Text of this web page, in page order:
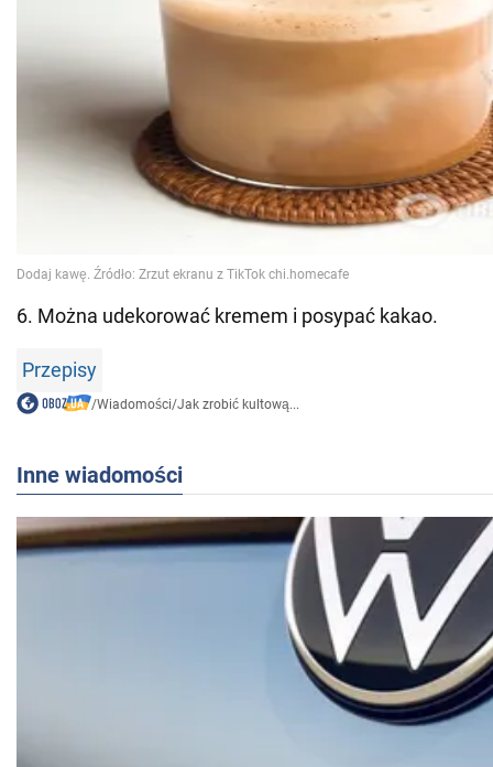
6. Można udekorować kremem i posypać kakao.
Przepisy
/Wiadomości/Jak zrobić kultową...
Inne wiadomości